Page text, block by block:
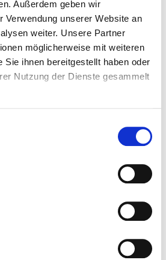
Außerdem geben wir
Verwendung unserer Website an
weiter. Unsere Partner
möglicherweise mit weiteren
Sie ihnen bereitgestellt haben oder
Nutzung der Dienste gesammelt
in Google Maps öffnen
mit uns in Kontakt!